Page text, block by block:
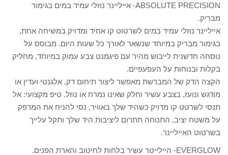
ABSOLUTE PRECISION- אייליינר נוזלי עמיד במים בגימור
מבריק.
אייליינר נוזלי עמיד במים לשרטוט קו אחיד ומדויק במשיחה אחת,
בגימור מבריק במיוחד שנשאר לאורך כל שעות היום. מבוסס על
נוסחה חדשנית לייבוש מהיר עם פיגמנט צבע עמוק במיוחד, מחליק
בקלות ובנוחות על העפעפיים.
הקצה הדק של המברשת מאפשר ליצור תיחום דק, אלגנטי ועדין או
מודגש ונועז, בצבע עשיר וחלק שאינו נמרח או נוזל. טיפ מקצועי: אל
תנסי לשרטט קו מדויק כשהיד שלך באוויר, נסי להניח את המרפק
על משטח יציב, התנוחה תתרום ליציבות היד שלך ותקל עלייך
בשרטוט האייליינר.
EVERGLOW- היילייטר עשיר בלחות לחיטוב והארת הפנים.